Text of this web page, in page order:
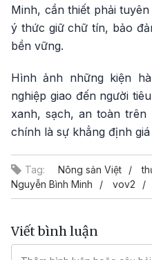
Minh, cần thiết phải
ý thức giữ chữ tín, bảo
bền vững.
Hình ảnh những kiện
nghiệp giao đến người
xanh, sạch, an toàn trên
chính là sự khẳng định
Tag: Nông sản Việt
Nguyễn Bình Minh
vov2
Viết bình luận